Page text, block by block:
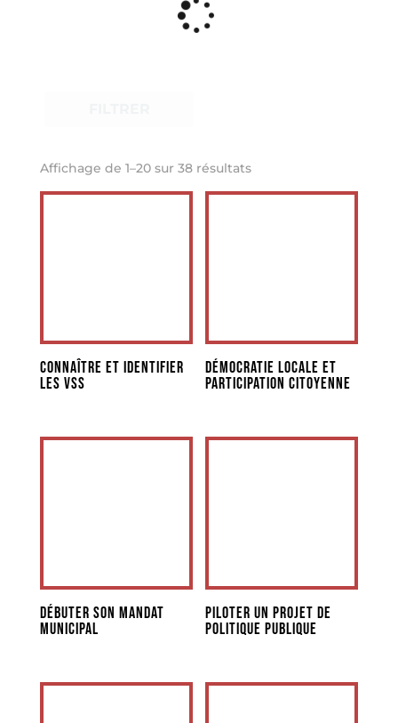
Affichage de 1–20 sur 38 résultatsTrié
Connaître et identifier
les VSS
Démocratie locale et
participation citoyenne
Débuter son mandat
municipal
Piloter un projet de
politique publique